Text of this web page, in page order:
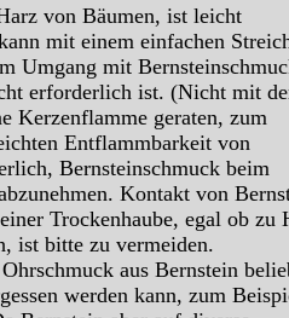
von Bäumen, ist leicht
mit einem einfachen
Umgang mit
erforderlich ist. (Nicht mit
Kerzenflamme geraten, zum
Entflammbarkeit von
Bernsteinschmuck beim
Kontakt von
Trockenhaube, egal ob zu
ist bitte zu vermeiden.
aus Bernstein
werden kann, zum